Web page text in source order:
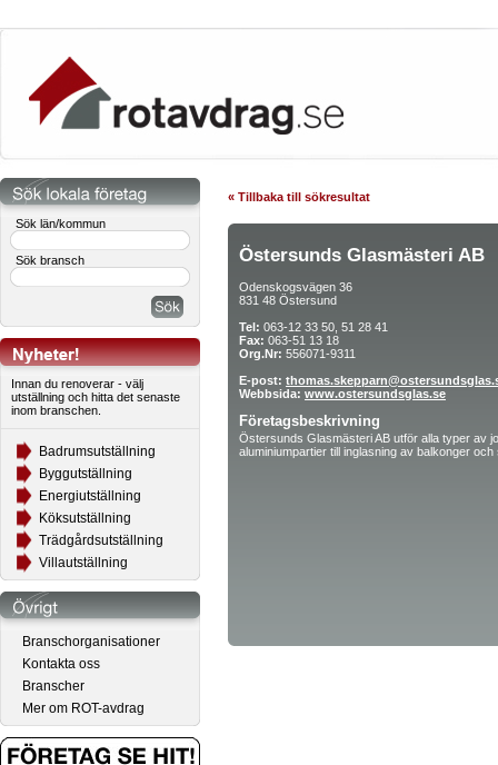
Sök län/kommun
Sök bransch
Innan du renoverar - välj
utställning och hitta det senaste
inom branschen.
Badrumsutställning
Byggutställning
Energiutställning
Köksutställning
Trädgårdsutställning
Villautställning
Branschorganisationer
Kontakta oss
Branscher
Mer om ROT-avdrag
« Tillbaka till sökresultat
Östersunds Glasmästeri AB
Odenskogsvägen 36
831 48 Östersund
Tel: 063-12 33 50, 51 28 41
Fax: 063-51 13 18
Org.Nr: 556071-9311
E-post:
Webbsida: www.ostersundsglas.se
Företagsbeskrivning
Östersunds Glasmästeri AB utför alla typer av
aluminiumpartier till inglasning av balkonger